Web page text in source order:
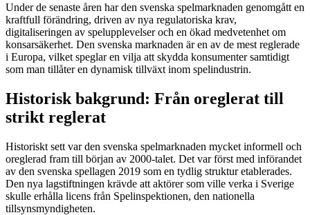
Under de senaste åren har den svenska spelmarknaden genomgått en
kraftfull förändring, driven av nya regulatoriska krav,
digitaliseringen av spelupplevelser och en ökad medvetenhet om
konsarsäkerhet. Den svenska marknaden är en av de mest reglerade
i Europa, vilket speglar en vilja att skydda konsumenter samtidigt
som man tillåter en dynamisk tillväxt inom spelindustrin.
Historisk bakgrund: Från oreglerat till
strikt reglerat
Historiskt sett var den svenska spelmarknaden mycket informell och
oreglerad fram till början av 2000-talet. Det var först med införandet
av den svenska spellagen 2019 som en tydlig struktur etablerades.
Den nya lagstiftningen krävde att aktörer som ville verka i Sverige
skulle erhålla licens från Spelinspektionen, den nationella
tillsynsmyndigheten.